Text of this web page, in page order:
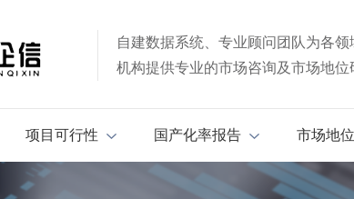
自建数据系统、专业顾问团队为各领
机构提供专业的市场咨询及市场地位
项目可行性 国产化率报告 市场地